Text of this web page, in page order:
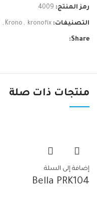
رمز المنتج: 4009
التصنيفات: Krono , kronofix
,
Share:
منتجات ذات صلة
إضافة إلى السلة
Bella PRK104